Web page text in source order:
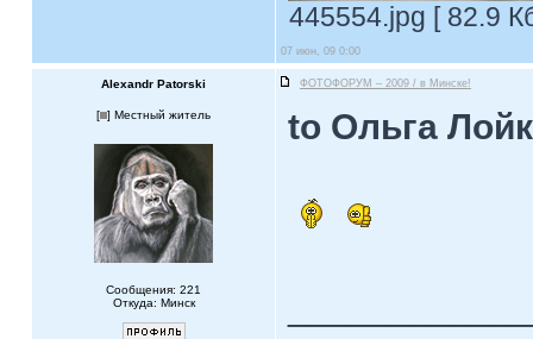
445554.jpg [ 82.9
07 июн, 09 0:00
Alexandr Patorski ФОТОФОРУМ – 2009 / в Минске!
[ ] Местный житель
Сообщения: 221
Откуда: Минск
to Ольга